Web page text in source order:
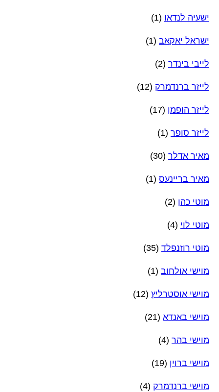
ישעיה לנדאו (1)
ישראל יאקאב (1)
לייבי בינדר (2)
לייזר ברנדמרק (12)
לייזר הופמן (17)
לייזר סופר (1)
מאיר אדלר (30)
מאיר בריינעס (1)
מוטי כהן (2)
מוטי לוי (4)
מוטי רוזנפלד (35)
מוישי אולחוב (1)
מוישי אוסטרליץ (12)
מוישי באנדא (21)
מוישי בהר (4)
מוישי ברוין (19)
מוישי ברנדמרק (4)